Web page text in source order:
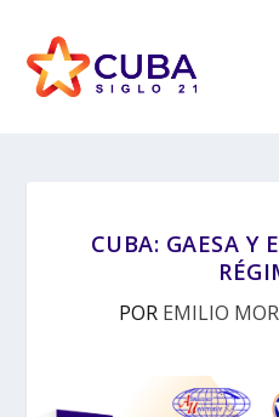
CUBA: GAESA Y
POR EMILIO